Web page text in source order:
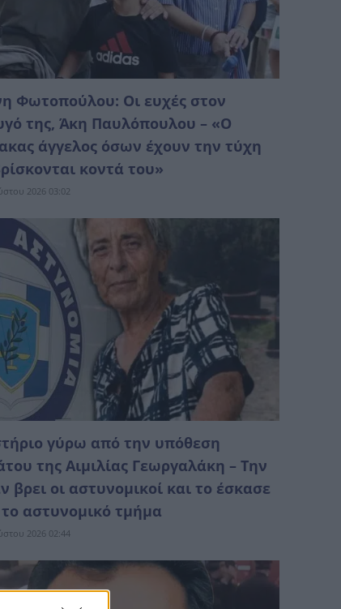
Φωτοπούλου: Οι ευχές στον
της, Άκη Παυλόπουλου – «Ο
άγγελος όσων έχουν την τύχη
κοντά του»
2026 03:02
γύρω από την υπόθεση
της Αιμιλίας Γεωργαλάκη – Την
βρει οι αστυνομικοί και το έσκασε
αστυνομικό τμήμα
2026 02:44